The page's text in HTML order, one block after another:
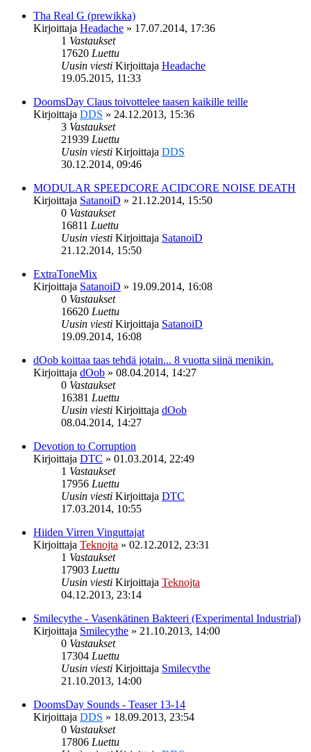
Tha Real G (prewikka)
Kirjoittaja Headache » 17.07.2014, 17:36
1 Vastaukset
17620 Luettu
Uusin viesti Kirjoittaja Headache
19.05.2015, 11:33
DoomsDay Claus toivottelee taasen kaikille teille
Kirjoittaja DDS » 24.12.2013, 15:36
3 Vastaukset
21939 Luettu
Uusin viesti Kirjoittaja DDS
30.12.2014, 09:46
MODULAR SPEEDCORE ACIDCORE NOISE DEATH
Kirjoittaja SatanoiD » 21.12.2014, 15:50
0 Vastaukset
16811 Luettu
Uusin viesti Kirjoittaja SatanoiD
21.12.2014, 15:50
ExtraToneMix
Kirjoittaja SatanoiD » 19.09.2014, 16:08
0 Vastaukset
16620 Luettu
Uusin viesti Kirjoittaja SatanoiD
19.09.2014, 16:08
dOob koittaa taas tehdä jotain... 8 vuotta siinä menikin.
Kirjoittaja dOob » 08.04.2014, 14:27
0 Vastaukset
16381 Luettu
Uusin viesti Kirjoittaja dOob
08.04.2014, 14:27
Devotion to Corruption
Kirjoittaja DTC » 01.03.2014, 22:49
1 Vastaukset
17956 Luettu
Uusin viesti Kirjoittaja DTC
17.03.2014, 10:55
Hiiden Virren Vinguttajat
Kirjoittaja Teknojta » 02.12.2012, 23:31
1 Vastaukset
17903 Luettu
Uusin viesti Kirjoittaja Teknojta
04.12.2013, 23:14
Smilecythe - Vasenkätinen Bakteeri (Experimental Industrial)
Kirjoittaja Smilecythe » 21.10.2013, 14:00
0 Vastaukset
17304 Luettu
Uusin viesti Kirjoittaja Smilecythe
21.10.2013, 14:00
DoomsDay Sounds - Teaser 13-14
Kirjoittaja DDS » 18.09.2013, 23:54
0 Vastaukset
17806 Luettu